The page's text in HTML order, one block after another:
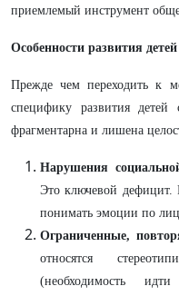
приемлемый инструмент
Особенности развития
Прежде чем переходить к
специфику развития
фрагментарна и лишена
Нарушения
Это ключевой дефицит.
понимать эмоции по
Ограниченные,
относятся
(необходимость